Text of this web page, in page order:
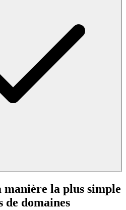
la plus simple
de domaines